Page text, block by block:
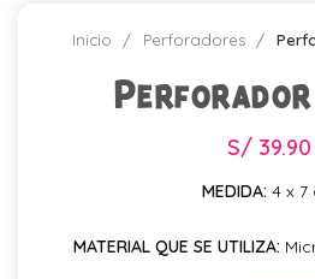
Inicio Perforadores
S/ 39.90
MEDIDA: 4 x 7
MATERIAL QUE SE UTILIZA: